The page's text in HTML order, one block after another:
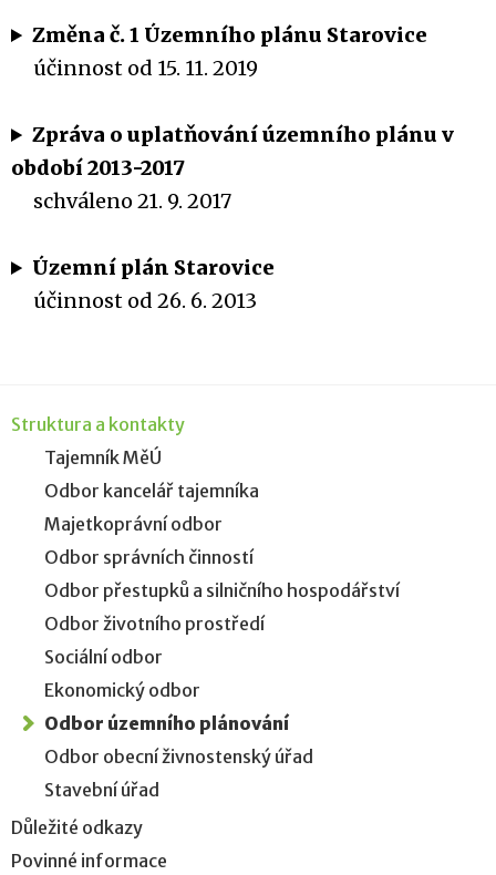
Změna č. 1 Územního plánu Starovice
účinnost od 15. 11. 2019
Zpráva o uplatňování územního plánu v
období 2013-2017
schváleno 21. 9. 2017
Územní plán Starovice
účinnost od 26. 6. 2013
Struktura a kontakty
Tajemník MěÚ
Odbor kancelář tajemníka
Majetkoprávní odbor
Odbor správních činností
Odbor přestupků a silničního hospodářství
Odbor životního prostředí
Sociální odbor
Ekonomický odbor
Odbor územního plánování
Odbor obecní živnostenský úřad
Stavební úřad
Důležité odkazy
Povinné informace